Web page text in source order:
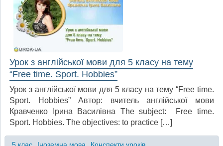
Урок з англійської мови для 5 класу на тему
“Free time. Sport. Hobbies”
Урок з англійської мови для 5 класу на тему “Free time.
Sport. Hobbies” Автор: вчитель англійської мови
Кравченко Ірина Василівна The subject: Free time.
Sport. Hobbies. The objectives: to practice […]